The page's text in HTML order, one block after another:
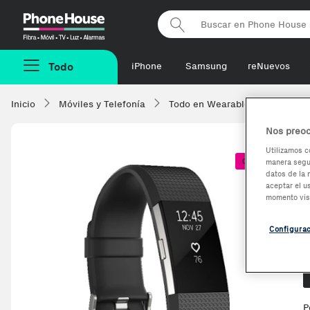
Phonehouse
Todo iPhone Samsung reNuevos
Inicio Móviles y Telefonía Todo en Wearables
Coste + 1€
Nos
Utilizamos
manera
datos de la
aceptar el
momento